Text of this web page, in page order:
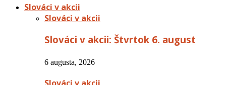
Slováci v akcii
Slováci v akcii
Slováci v akcii: Štvrtok 6. august
6 augusta, 2026